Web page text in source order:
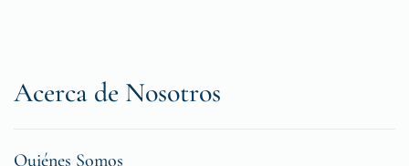
Acerca de Nosotros
Quiénes Somos